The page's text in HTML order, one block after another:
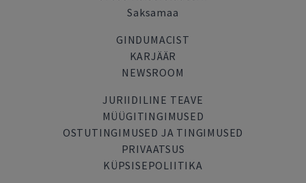
Saksamaa
GINDUMACIST
KARJÄÄR
NEWSROOM
JURIIDILINE TEAVE
MÜÜGITINGIMUSED
OSTUTINGIMUSED JA TINGIMUSED
PRIVAATSUS
KÜPSISEPOLIITIKA